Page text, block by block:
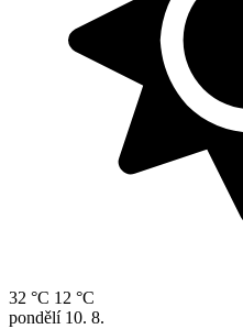
32 °C 12 °C
pondělí 10. 8.